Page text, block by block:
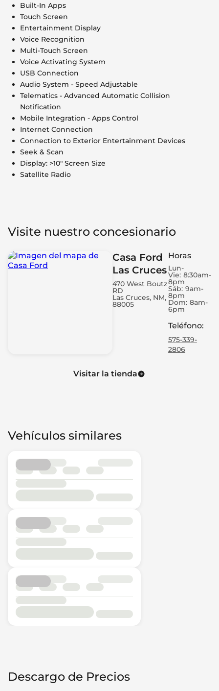
Built-In Apps
Touch Screen
Entertainment Display
Voice Recognition
Multi-Touch Screen
Voice Activating System
USB Connection
Audio System - Speed Adjustable
Telematics - Advanced Automatic Collision
Notification
Mobile Integration - Apps Control
Internet Connection
Connection to Exterior Entertainment Devices
Seek & Scan
Display: >10" Screen Size
Satellite Radio
Visite nuestro concesionario
Casa Ford
Las Cruces
470 West Boutz
RD
Las Cruces, NM,
88005
Horas
Lun-
Vie: 8:30am-
8pm
Sáb: 9am-
8pm
Dom: 8am-
6pm
Teléfono:
575-339-
2806
Visitar la tienda
Vehículos similares
Descargo de Precios